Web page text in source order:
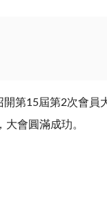
第15屆第2次會
會圓滿成玏。